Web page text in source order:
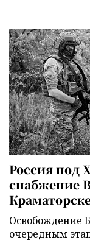
Россия под
снабжение
Освобождение
очередным